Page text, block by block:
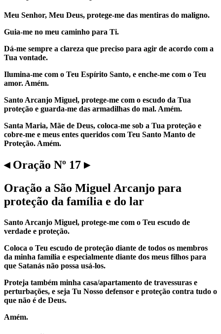
Meu Senhor, Meu Deus, protege-me das mentiras do maligno.
Guia-me no meu caminho para Ti.
Dá-me sempre a clareza que preciso para agir de acordo com a
Tua vontade.
Ilumina-me com o Teu Espírito Santo, e enche-me com o Teu
amor. Amém.
Santo Arcanjo Miguel, protege-me com o escudo da Tua
proteção e guarda-me das armadilhas do mal. Amém.
Santa Maria, Mãe de Deus, coloca-me sob a Tua proteção e
cobre-me e meus entes queridos com Teu Santo Manto de
Proteção. Amém.
◂ Oração Nº 17 ▸
Oração a São Miguel Arcanjo para
proteção da família e do lar
Santo Arcanjo Miguel, protege-me com o Teu escudo de
verdade e proteção.
Coloca o Teu escudo de proteção diante de todos os membros
da minha família e especialmente diante dos meus filhos para
que Satanás não possa usá-los.
Proteja também minha casa/apartamento de travessuras e
perturbações, e seja Tu Nosso defensor e proteção contra tudo o
que não é de Deus.
Amém.